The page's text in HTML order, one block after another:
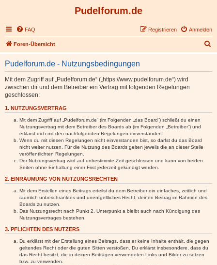
Pudelforum.de
FAQ Anmelden
Registrieren
Foren-Übersicht
u
Pudelforum.de - Nutzungsbedingungen
Mit dem Zugriff auf „Pudelforum.de“ („https://www.pudelforum.de“) wird
zwischen dir und dem Betreiber ein Vertrag mit folgenden Regelungen
geschlossen:
1. NUTZUNGSVERTRAG
Mit dem Zugriff auf „Pudelforum.de“ (im Folgenden „das Board“) schließt du einen
Nutzungsvertrag mit dem Betreiber des Boards ab (im Folgenden „Betreiber“) und
erklärst dich mit den nachfolgenden Regelungen einverstanden.
Wenn du mit diesen Regelungen nicht einverstanden bist, so darfst du das Board
nicht weiter nutzen. Für die Nutzung des Boards gelten jeweils die an dieser Stelle
veröffentlichten Regelungen.
Der Nutzungsvertrag wird auf unbestimmte Zeit geschlossen und kann von beiden
Seiten ohne Einhaltung einer Frist jederzeit gekündigt werden.
2. EINRÄUMUNG VON NUTZUNGSRECHTEN
Mit dem Erstellen eines Beitrags erteilst du dem Betreiber ein einfaches, zeitlich und
räumlich unbeschränktes und unentgeltliches Recht, deinen Beitrag im Rahmen des
Boards zu nutzen.
Das Nutzungsrecht nach Punkt 2, Unterpunkt a bleibt auch nach Kündigung des
Nutzungsvertrages bestehen.
3. PFLICHTEN DES NUTZERS
Du erklärst mit der Erstellung eines Beitrags, dass er keine Inhalte enthält, die gegen
geltendes Recht oder die guten Sitten verstoßen. Du erklärst insbesondere, dass du
das Recht besitzt, die in deinen Beiträgen verwendeten Links und Bilder zu setzen
bzw. zu verwenden.